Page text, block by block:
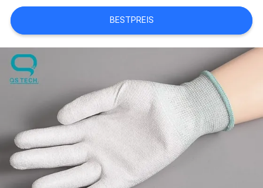
NACHRICHTEN
FORDERN
SIE
ZITAT
SITEMAP
BESTPREIS